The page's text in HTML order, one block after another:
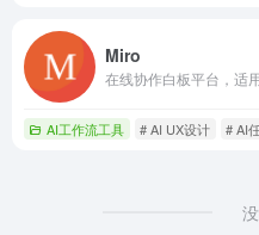
Miro
在线协作白板平台，适
AI工作流工具 # AI UX设计 # AI